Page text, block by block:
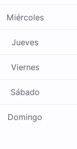
Miércoles
Jueves
Viernes
Sábado
Domingo